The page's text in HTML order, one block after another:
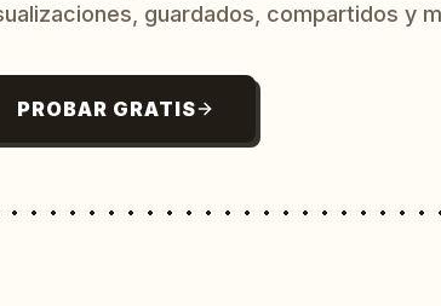
guardados, compartidos y
PROBAR GRATIS